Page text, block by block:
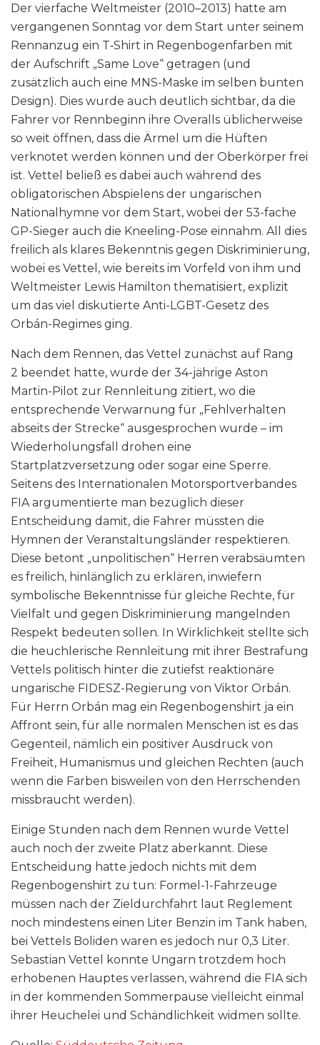
Der vierfache Weltmeister (2010–2013) hatte am
vergangenen Sonntag vor dem Start unter seinem
Rennanzug ein T‑Shirt in Regenbogenfarben mit
der Aufschrift „Same Love“ getragen (und
zusätzlich auch eine MNS-Maske im selben bunten
Design). Dies wurde auch deutlich sichtbar, da die
Fahrer vor Rennbeginn ihre Overalls üblicherweise
so weit öffnen, dass die Ärmel um die Hüften
verknotet werden können und der Oberkörper frei
ist. Vettel beließ es dabei auch während des
obligatorischen Abspielens der ungarischen
Nationalhymne vor dem Start, wobei der 53-fache
GP-Sieger auch die Kneeling-Pose einnahm. All dies
freilich als klares Bekenntnis gegen Diskriminierung,
wobei es Vettel, wie bereits im Vorfeld von ihm und
Weltmeister Lewis Hamilton thematisiert, explizit
um das viel diskutierte Anti-LGBT-Gesetz des
Orbán-Regimes ging.
Nach dem Rennen, das Vettel zunächst auf Rang
2 beendet hatte, wurde der 34-jährige Aston
Martin-Pilot zur Rennleitung zitiert, wo die
entsprechende Verwarnung für „Fehlverhalten
abseits der Strecke“ ausgesprochen wurde – im
Wiederholungsfall drohen eine
Startplatzversetzung oder sogar eine Sperre.
Seitens des Internationalen Motorsportverbandes
FIA argumentierte man bezüglich dieser
Entscheidung damit, die Fahrer müssten die
Hymnen der Veranstaltungsländer respektieren.
Diese betont „unpolitischen“ Herren verabsäumten
es freilich, hinlänglich zu erklären, inwiefern
symbolische Bekenntnisse für gleiche Rechte, für
Vielfalt und gegen Diskriminierung mangelnden
Respekt bedeuten sollen. In Wirklichkeit stellte sich
die heuchlerische Rennleitung mit ihrer Bestrafung
Vettels politisch hinter die zutiefst reaktionäre
ungarische FIDESZ-Regierung von Viktor Orbán.
Für Herrn Orbán mag ein Regenbogenshirt ja ein
Affront sein, für alle normalen Menschen ist es das
Gegenteil, nämlich ein positiver Ausdruck von
Freiheit, Humanismus und gleichen Rechten (auch
wenn die Farben bisweilen von den Herrschenden
missbraucht werden).
Einige Stunden nach dem Rennen wurde Vettel
auch noch der zweite Platz aberkannt. Diese
Entscheidung hatte jedoch nichts mit dem
Regenbogenshirt zu tun: Formel-1-Fahrzeuge
müssen nach der Zieldurchfahrt laut Reglement
noch mindestens einen Liter Benzin im Tank haben,
bei Vettels Boliden waren es jedoch nur 0,3 Liter.
Sebastian Vettel konnte Ungarn trotzdem hoch
erhobenen Hauptes verlassen, während die FIA sich
in der kommenden Sommerpause vielleicht einmal
ihrer Heuchelei und Schändlichkeit widmen sollte.